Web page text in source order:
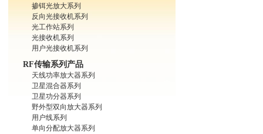
掺铒光放大系列
反向光接收机系列
光工作站系列
光接收机系列
用户光接收机系列
RF传输系列产品
天线功率放大器系列
卫星混合器系列
卫星功分器系列
野外型双向放大器系列
用户线系列
单向分配放大器系列